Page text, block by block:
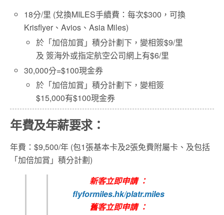
18分/里 (兌換MILES手續費：每次$300，可換
Krisflyer、Avios、Asia Miles)
於「加倍加賞」積分計劃下，變相簽$9/里
及 簽海外或指定航空公司網上有$6/里
30,000分=$100現金券
於「加倍加賞」積分計劃下，變相簽
$15,000有$100現金券
年費及年薪要求：
年費：$9,500/年 (包1張基本卡及2張免費附屬卡、及包括
「加倍加賞」積分計劃)
新客立即申請 ：
flyformiles.hk/platr.miles
舊客立即申請 ：